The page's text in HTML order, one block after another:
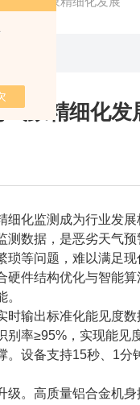
象精细化发
化监测成为行业发展
数据，是恶劣天气
等问题，难以满足现
结构优化与智能算
输出标准化能见度数
率≥95%，实现能见
设备支持15秒、1
。高质量铝合金机身